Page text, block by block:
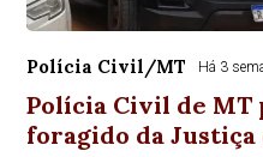
Polícia Civil/MT Há 3
Polícia Civil de MT
foragido da Justiça